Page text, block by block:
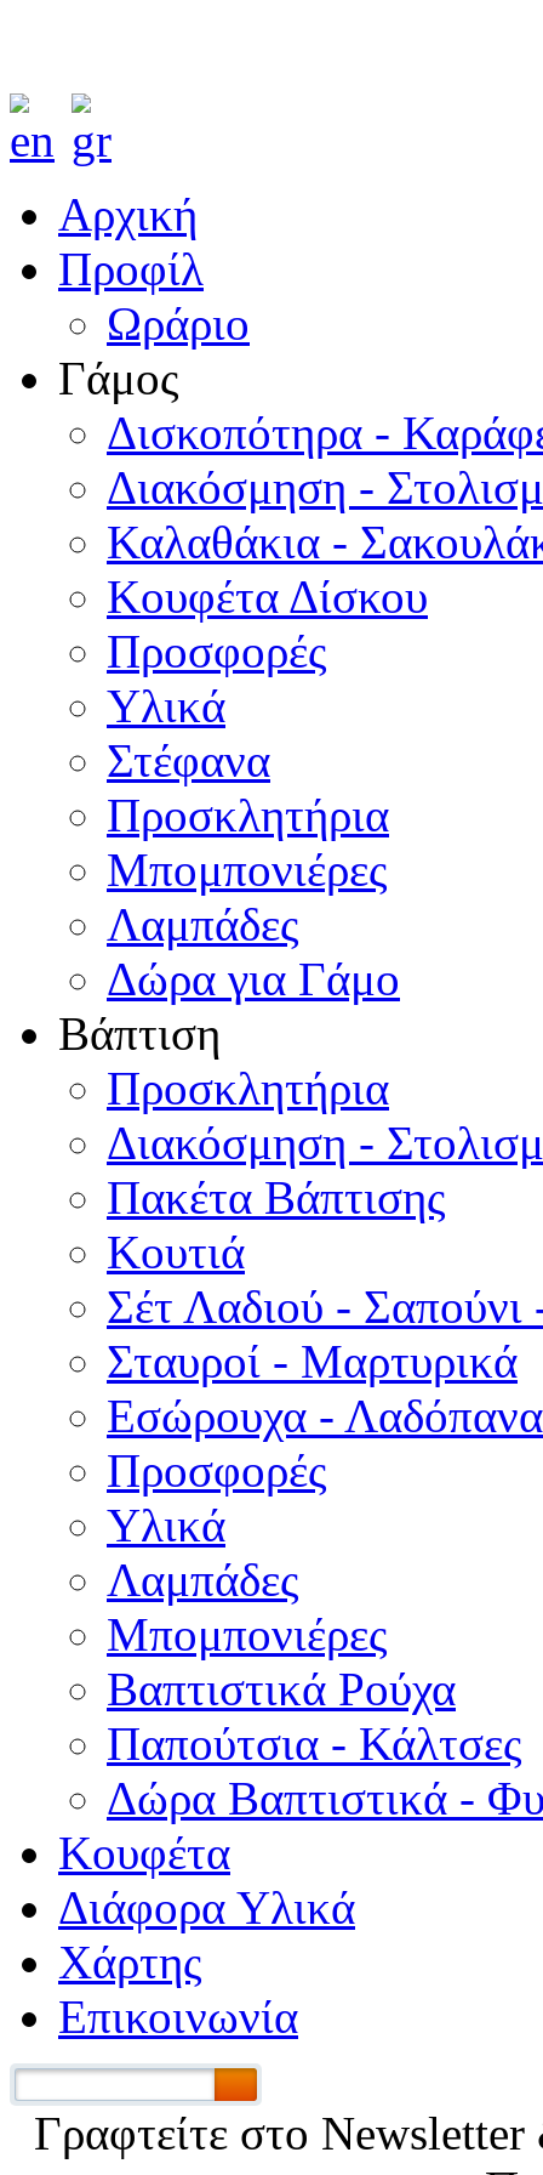
Αρχική
Προφίλ
Ωράριο
Γάμος
Δισκοπότηρα -
Διακόσμηση -
Καλαθάκια -
Κουφέτα Δίσκου
Προσφορές
Υλικά
Στέφανα
Προσκλητήρια
Μπομπονιέρες
Λαμπάδες
Δώρα για Γάμο
Βάπτιση
Προσκλητήρια
Διακόσμηση -
Πακέτα Βάπτισης
Κουτιά
Σέτ Λαδιού - Σαπούνι
Σταυροί - Μαρτυρικά
Εσώρουχα -
Προσφορές
Υλικά
Λαμπάδες
Μπομπονιέρες
Βαπτιστικά Ρούχα
Παπούτσια - Κάλτσες
Δώρα Βαπτιστικά -
Κουφέτα
Διάφορα Υλικά
Χάρτης
Επικοινωνία
Γραφτείτε στο Νewsletter